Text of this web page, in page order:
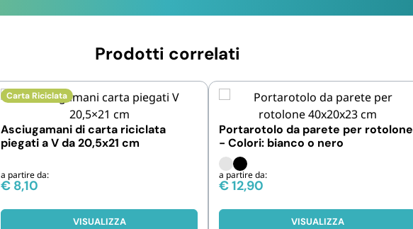
Prodotti correlati
Carta Riciclata
Asciugamani di carta riciclata
piegati a V da 20,5x21 cm
a partire da:
€ 8,10
VISUALIZZA
Portarotolo da parete per rotolone
- Colori: bianco o nero
a partire da:
€12,90
VISUALIZZA